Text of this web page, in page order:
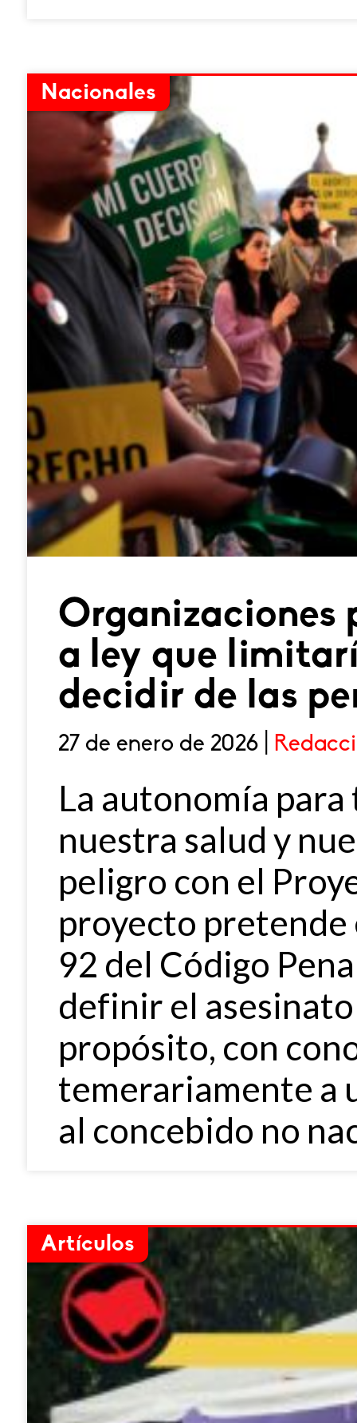
Nacionales
Organizaciones
a ley que
decidir de las
27 de enero de 2026 |
La autonomía
nuestra salud y
peligro con el
proyecto
92 del Código
definir el
propósito, con
temerariamente a
al concebido no
Artículos